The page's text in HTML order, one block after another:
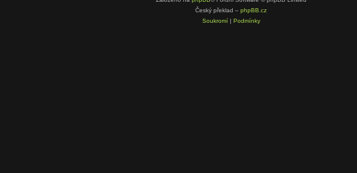
Český překlad – phpBB.cz
Soukromí| Podmínky